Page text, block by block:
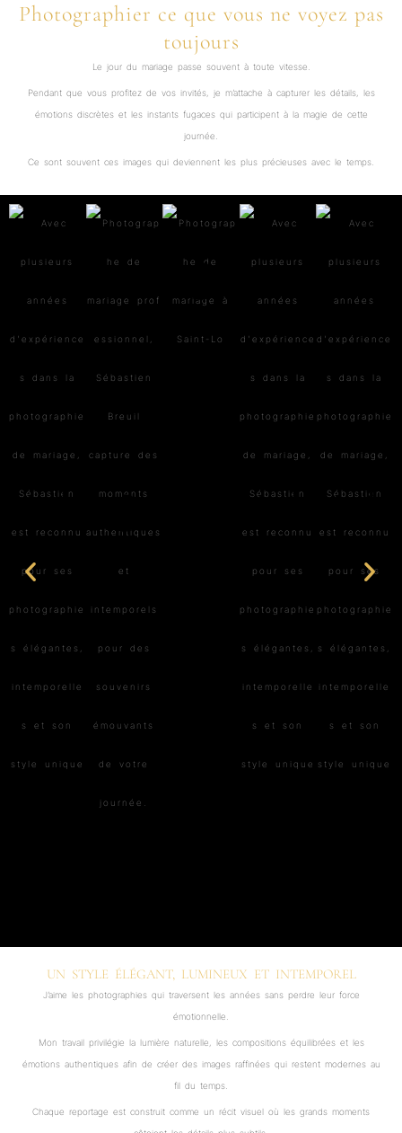
Photographier ce que vous ne voyez pas
toujours
Le jour du mariage passe souvent à toute vitesse.
Pendant que vous profitez de vos invités, je m’attache à capturer les détails, les
émotions discrètes et les instants fugaces qui participent à la magie de cette
journée.
Ce sont souvent ces images qui deviennent les plus précieuses avec le temps.
UN STYLE ÉLÉGANT, LUMINEUX ET INTEMPOREL
J’aime les photographies qui traversent les années sans perdre leur force
émotionnelle.
Mon travail privilégie la lumière naturelle, les compositions équilibrées et les
émotions authentiques afin de créer des images raffinées qui restent modernes au
fil du temps.
Chaque reportage est construit comme un récit visuel où les grands moments